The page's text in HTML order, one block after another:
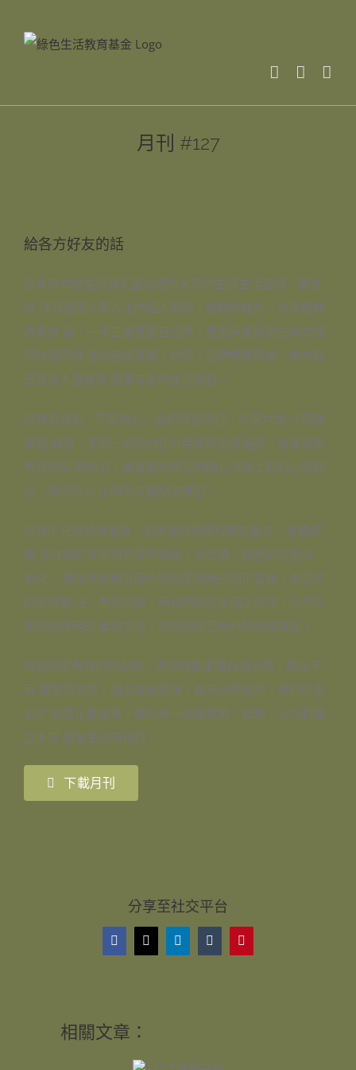
月刊 #127
給各方好友的話
多年來肉食生活鋪天蓋地成為大眾的主流生活習慣，素食
彷 彿只是極少眾人士的個人習慣，被排擠在外。如果想成
為素食 者，一天三餐要麼自己煮，要麼只能挑選去除肉類
同付相同價 格的自設素餐。然而，我們想要改變，想為自
己及家人健康改 選更有營的生活風格。
新晋素食者，不用擔心，我們與您同行，在第六屆21天健
康挑 戰裏，不但一起談討在外用餐的素食選擇、分享自家
煮素的美 味妙方，更重要的是我們關心沿路上您的心情起
伏，增組長以 小組形式體貼支援您。
素食不只是飲食選擇，更是提昇健康程度的醫方。身體疾
病 往往與飲食習慣有緊密關係，大肚腩、臉色陰沉色斑、
發炎， 都反映身體五臟六腑機能問題已刻不容援，需要您
的即時關 注、有效改變。而我們提供多個工作坊，分享如
何透過精明的 素食方法，來啟動自己體內的治療機能。
啟動的還有我們的身體，透過運動來讓血液流動、排出不
再 需要的物質，建立健康體魄，每天活得快樂，我們的生
命才 能真正動起來。歡迎來一起做運動、茹素，以行動建
立未來 健康生活及社群。
下載月刊
分享至社交平台
Facebook
X LinkedInTumblrPinterest
相關文章：